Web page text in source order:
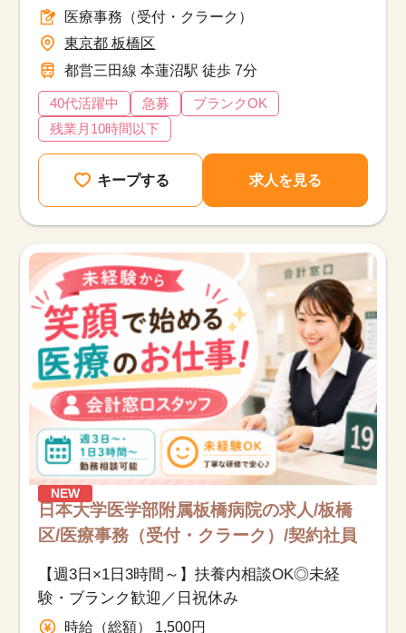
医療事務（受付・クラーク）
東京都 板橋区
都営三田線 本蓮沼駅 徒歩 7分
40代活躍中 急募
ブランクOK
残業月10時間以下
キープする 求人を見る
NEW
日本大学医学部附属板橋病院の求人/板橋
区/医療事務（受付・クラーク）/契約社員
【週3日×1日3時間～】扶養内相談OK◎未経
験・ブランク歓迎／日祝休み
時給（総額） 1,500円